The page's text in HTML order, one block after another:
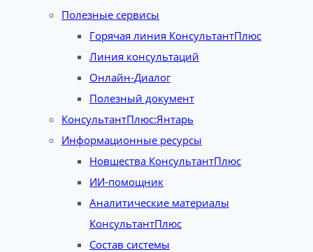
Полезные сервисы
Горячая линия КонсультантПлюс
Линия консультаций
Онлайн-Диалог
Полезный документ
КонсультантПлюс:Янтарь
Информационные ресурсы
Новшества КонсультантПлюс
ИИ-помощник
Аналитические материалы
КонсультантПлюс
Состав системы